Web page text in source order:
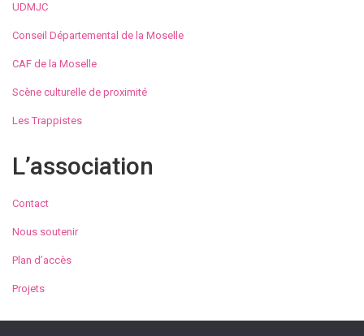
UDMJC
Conseil Départemental de la Moselle
CAF de la Moselle
Scène culturelle de proximité
Les Trappistes
L’association
Contact
Nous soutenir
Plan d’accès
Projets